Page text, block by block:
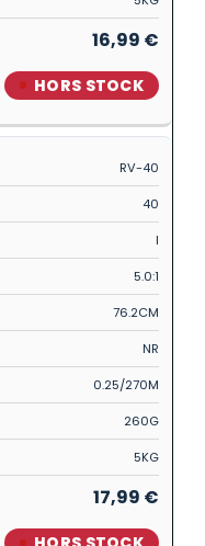
16,99 €
HORS STOCK
RV-40
40
I
5.0:1
76.2CM
NR
0.25/270M
260G
5KG
17,99 €